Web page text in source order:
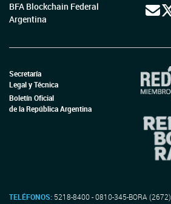
BFA Blockchain Federal
Argentina
Secretaría
Legal y Técnica
Boletín Oficial
de la República Argentina
TELÉFONOS: 5218-8400 - 0810-345-BORA (2672)